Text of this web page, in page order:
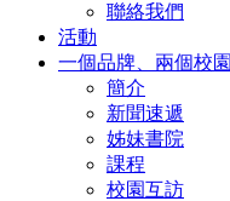
聯絡我們
活動
一個品牌、兩個校園
簡介
新聞速遞
姊妹書院
課程
校園互訪